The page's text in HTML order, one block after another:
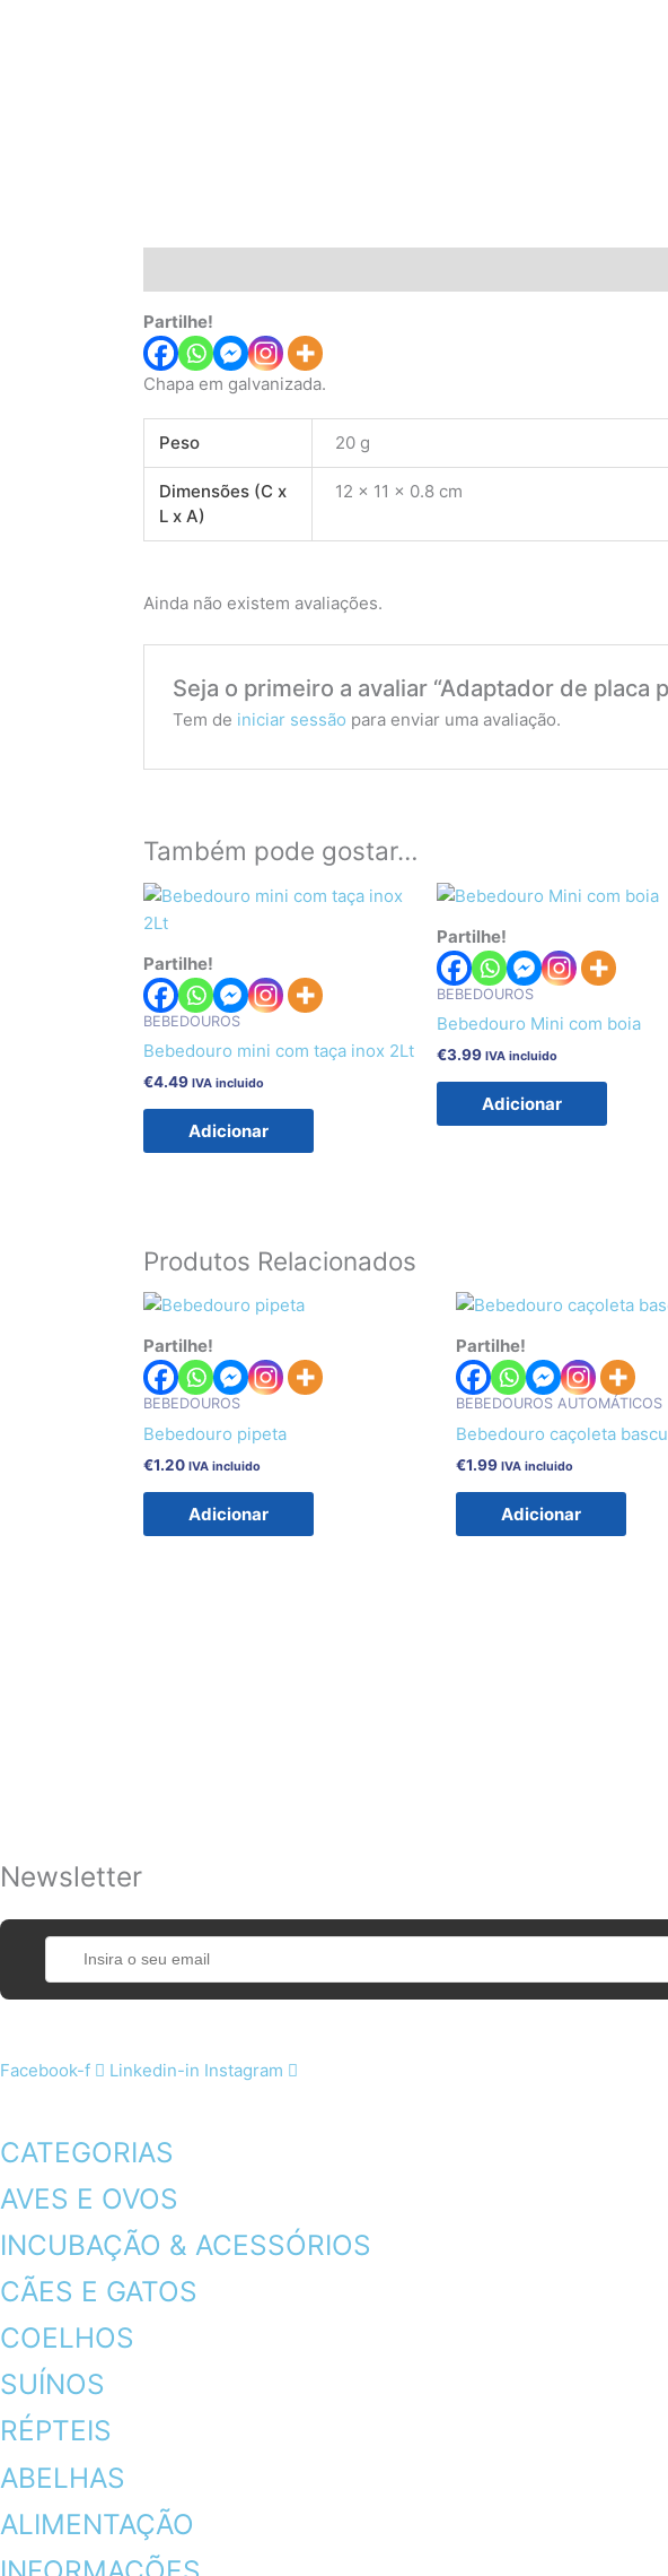
Partilhe!
Chapa em galvanizada.
Peso 20 g
Dimensões (C x
L x A)
12 × 11 × 0.8 cm
Ainda não existem avaliações.
Seja o primeiro a avaliar “Adaptador de placa
Tem de iniciar sessão para enviar uma avaliação.
Também pode gostar…
Partilhe!
BEBEDOUROS
Bebedouro mini com taça inox 2Lt
€4.49 IVA incluido
Adicionar
Partilhe!
BEBEDOUROS
Bebedouro Mini com boia
€3.99 IVA incluido
Adicionar
Produtos Relacionados
Partilhe!
BEBEDOUROS
Bebedouro pipeta
€1.20 IVA incluido
Adicionar
Partilhe!
BEBEDOUROS AUTOMÁTICOS
Bebedouro caçoleta
€1.99 IVA incluido
Adicionar
Newsletter
Facebook-f Linkedin-in Instagram
CATEGORIAS
AVES E OVOS
INCUBAÇÃO & ACESSÓRIOS
CÃES E GATOS
COELHOS
SUÍNOS
RÉPTEIS
ABELHAS
ALIMENTAÇÃO